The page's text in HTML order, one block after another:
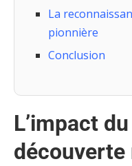
La
pionnière
Conclusion
L’impact
découverte